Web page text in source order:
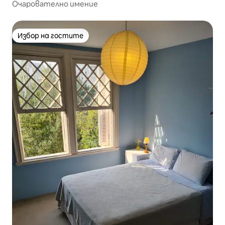
Очарователно имение
Избор на гостите
Избор на гостите